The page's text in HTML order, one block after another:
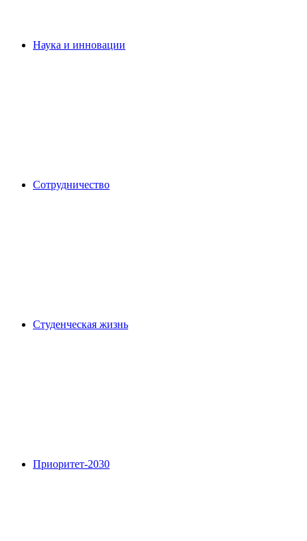
Наука и инновации
Сотрудничество
Студенческая жизнь
Приоритет-2030